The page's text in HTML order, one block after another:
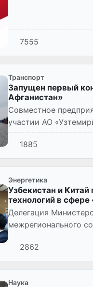
7555
Транспорт
Запущен первый
Афганистан»
Совместное
участии АО
«Китай - Казах...
1885
Энергетика
Узбекистан и
технологий в сфере
Делегация
межрегионального
года в городе Сиань
2862
Наука